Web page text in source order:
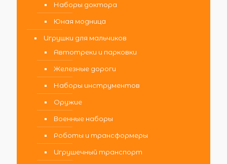
Наборы доктора
Юная модница
Игрушки для мальчиков
Автотреки и парковки
Железные дороги
Наборы инструментов
Оружие
Военные наборы
Роботы и трансформеры
Игрушечный транспорт